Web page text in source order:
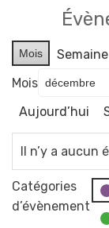
Mois Semaine
Mois
Aujourd’hui
Il n’y a aucun
Catégories
d’évènement